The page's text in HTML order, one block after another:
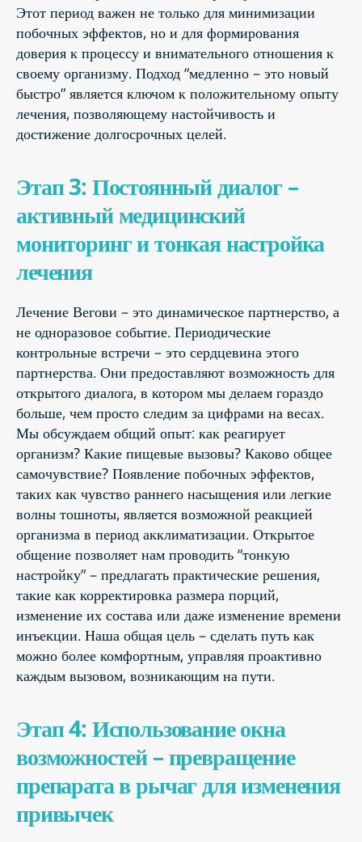
Этот период важен не только для минимизации
побочных эффектов, но и для формирования
доверия к процессу и внимательного отношения к
своему организму. Подход “медленно – это новый
быстро” является ключом к положительному опыту
лечения, позволяющему настойчивость и
достижение долгосрочных целей.
Этап 3: Постоянный диалог –
активный медицинский
мониторинг и тонкая настройка
лечения
Лечение Вегови – это динамическое партнерство, а
не одноразовое событие. Периодические
контрольные встречи – это сердцевина этого
партнерства. Они предоставляют возможность для
открытого диалога, в котором мы делаем гораздо
больше, чем просто следим за цифрами на весах.
Мы обсуждаем общий опыт: как реагирует
организм? Какие пищевые вызовы? Каково общее
самочувствие? Появление побочных эффектов,
таких как чувство раннего насыщения или легкие
волны тошноты, является возможной реакцией
организма в период акклиматизации. Открытое
общение позволяет нам проводить “тонкую
настройку” – предлагать практические решения,
такие как корректировка размера порций,
изменение их состава или даже изменение времени
инъекции. Наша общая цель – сделать путь как
можно более комфортным, управляя проактивно
каждым вызовом, возникающим на пути.
Этап 4: Использование окна
возможностей – превращение
препарата в рычаг для изменения
привычек